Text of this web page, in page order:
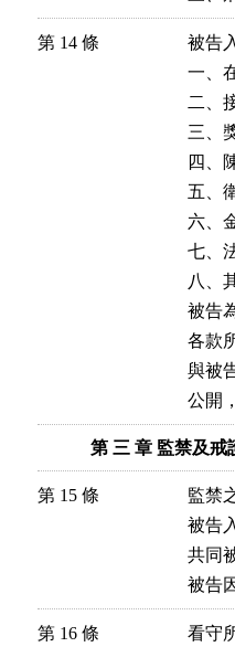
第 14 條
被告
一、
二、
三、
四、
五、
六、
七、
八、
被告
各款
與被
公開
第 三 章 監禁及戒
第 15 條
監禁
被告
共同
被告
第 16 條
看守